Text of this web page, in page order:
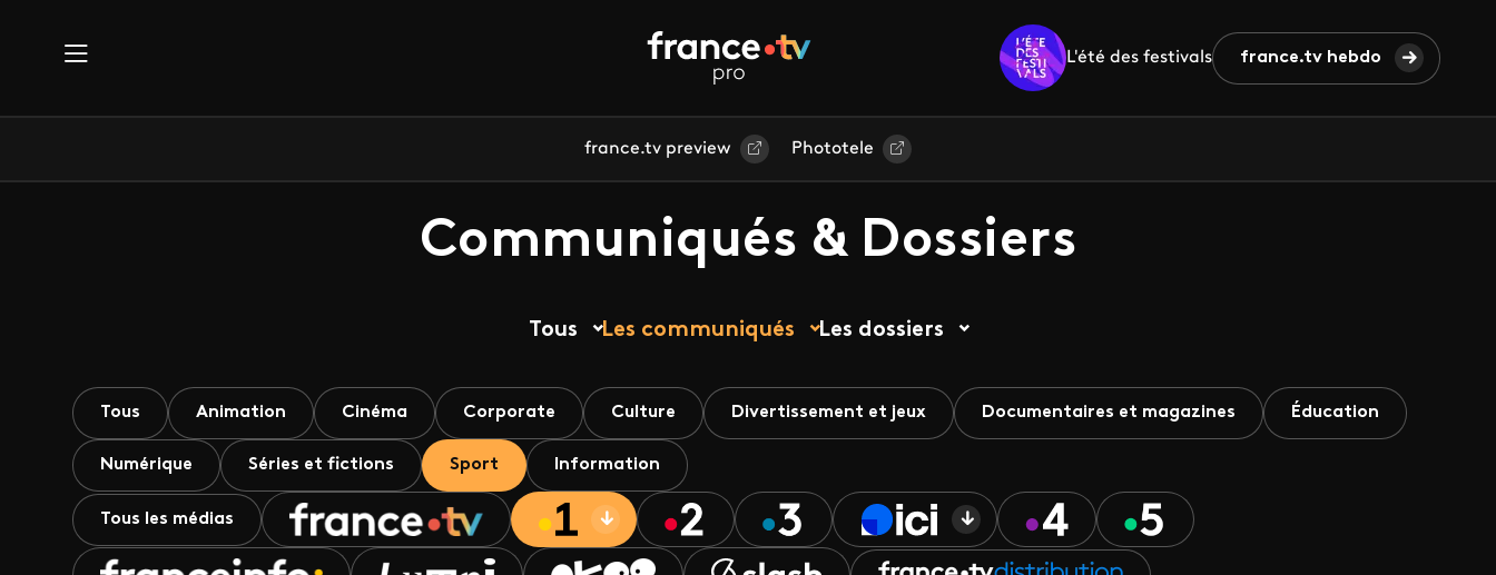
L'été des festivals france.tv hebdo
france.tv preview Phototele
Communiqués & Dossiers
Tous Les communiqués Les dossiers
Tous Animation Cinéma Corporate Culture Divertissement et jeux Documentaires et magazines Éducation
Numérique Séries et fictions Sport Information
Tous les médias